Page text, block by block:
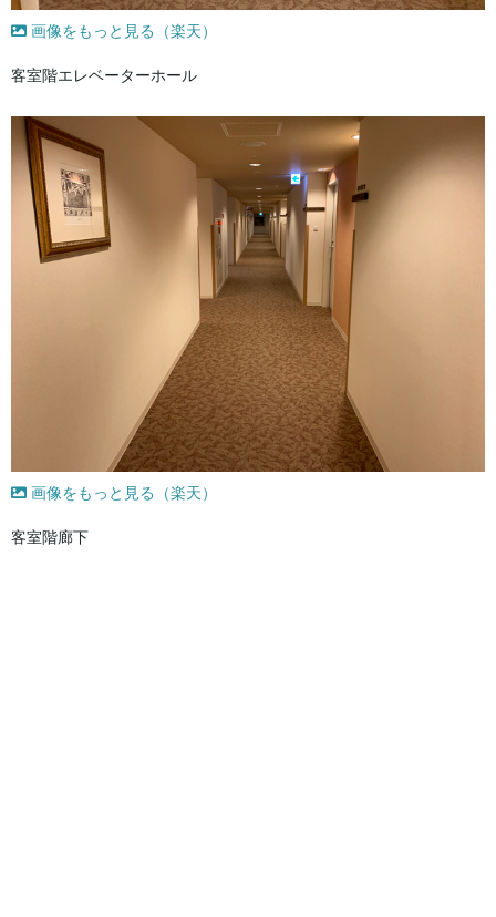
画像をもっと見る（楽天）
客室階エレベーターホール
画像をもっと見る（楽天）
客室階廊下